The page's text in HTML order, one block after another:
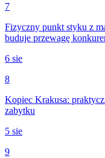
7
Fizyczny punkt styku z
buduje przewagę
6 sie
8
Kopiec Krakusa:
zabytku
5 sie
9